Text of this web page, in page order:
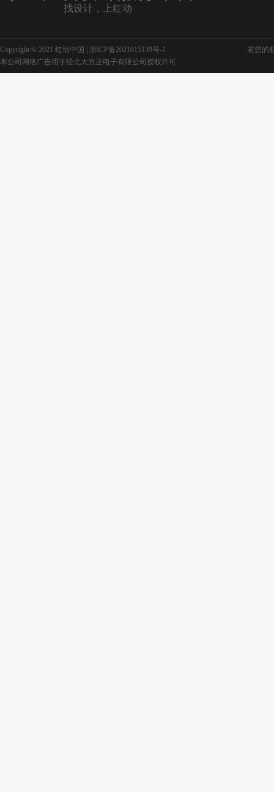
找设计，上红动
Copyright © 2021 红动中国 | 浙ICP备2021015139号-1
若您的
本公司网络广告用字经北大方正电子有限公司授权许可